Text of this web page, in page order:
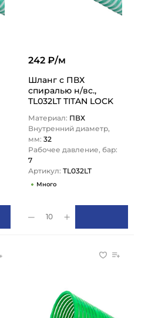
242 ₽/м
Шланг с ПВХ
спиралью н/вс.,
TL032LT TITAN LOCK
Материал: ПВХ
Внутренний диаметр,
мм: 32
Рабочее давление, бар:
7
Артикул: TL032LT
Много
10